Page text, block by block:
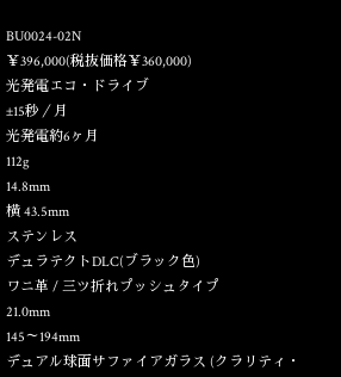
BU0024-02N
￥396,000(税抜価格￥360,000)
光発電エコ・ドライブ
±15秒／月
光発電約6ヶ月
112g
14.8mm
横 43.5mm
ステンレス
デュラテクトDLC(ブラック色)
ワニ革 / 三ツ折れプッシュタイプ
21.0mm
145～194mm
デュアル球面サファイアガラス (クラリティ・